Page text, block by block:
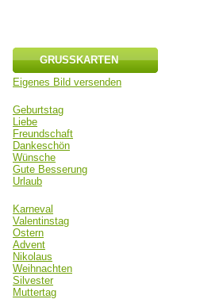
GRUSSKARTEN
Eigenes Bild versenden
Geburtstag
Liebe
Freundschaft
Dankeschön
Wünsche
Gute Besserung
Urlaub
Karneval
Valentinstag
Ostern
Advent
Nikolaus
Weihnachten
Silvester
Muttertag